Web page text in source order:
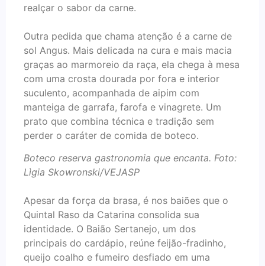
realçar o sabor da carne.
Outra pedida que chama atenção é a carne de
sol Angus. Mais delicada na cura e mais macia
graças ao marmoreio da raça, ela chega à mesa
com uma crosta dourada por fora e interior
suculento, acompanhada de aipim com
manteiga de garrafa, farofa e vinagrete. Um
prato que combina técnica e tradição sem
perder o caráter de comida de boteco.
Boteco reserva gastronomia que encanta. Foto:
Lìgia Skowronski/VEJASP
Apesar da força da brasa, é nos baiões que o
Quintal Raso da Catarina consolida sua
identidade. O Baião Sertanejo, um dos
principais do cardápio, reúne feijão-fradinho,
queijo coalho e fumeiro desfiado em uma